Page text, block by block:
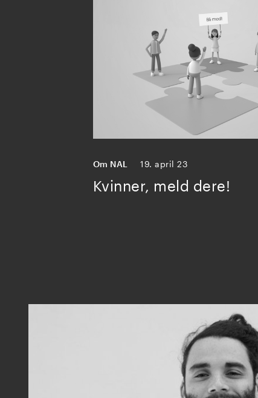
Om NAL 19. april 23
Kvinner, meld dere!